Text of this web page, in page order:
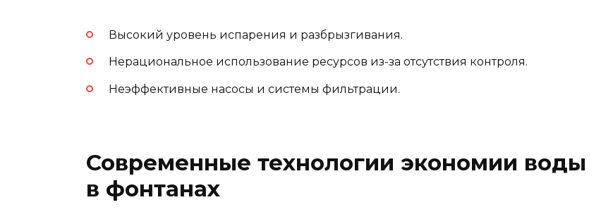
Высокий уровень испарения и разбрызгивания.
Нерациональное использование ресурсов из-за отсутствия контроля.
Неэффективные насосы и системы фильтрации.
Современные технологии экономии воды
в фонтанах